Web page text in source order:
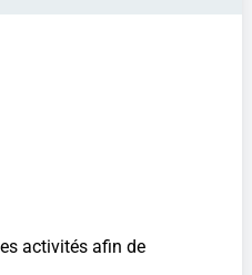
activités afin de